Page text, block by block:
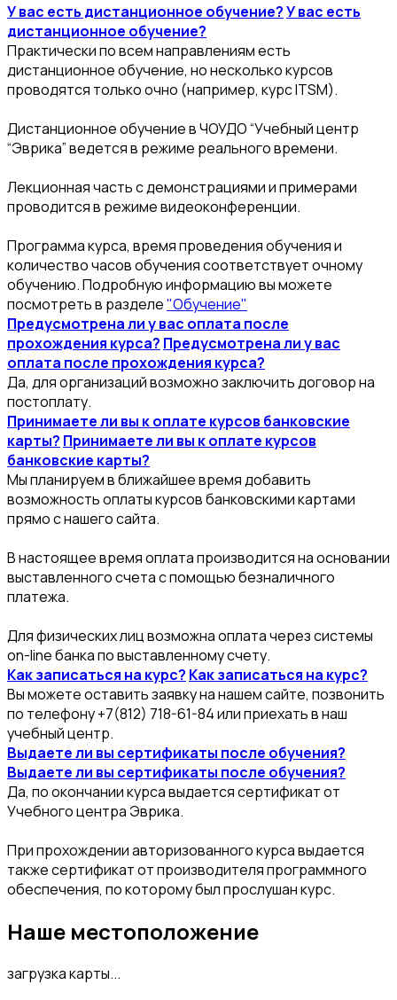
У вас есть дистанционное обучение?У вас есть
дистанционное обучение?
Практически по всем направлениям есть
дистанционное обучение, но несколько курсов
проводятся только очно (например, курс ITSM).
Дистанционное обучение в ЧОУДО “Учебный центр
“Эврика” ведется в режиме реального времени.
Лекционная часть с демонстрациями и примерами
проводится в режиме видеоконференции.
Программа курса, время проведения обучения и
количество часов обучения соответствует очному
обучению. Подробную информацию вы можете
посмотреть в разделе"Обучение"
Предусмотрена ли у вас оплата после
прохождения курса? Предусмотрена ли у вас
оплата после прохождения курса?
Да, для организаций возможно заключить договор на
постоплату.
Принимаете ли вы к оплате курсов банковские
карты? Принимаете ли вы к оплате курсов
банковские карты?
Мы планируем в ближайшее время добавить
возможность оплаты курсов банковскими картами
прямо с нашего сайта.
В настоящее время оплата производится на основании
выставленного счета с помощью безналичного
платежа.
Для физических лиц возможна оплата через системы
on-line банка по выставленному счету.
Как записаться на курс? Как записаться на курс?
Вы можете оставить заявку на нашем сайте, позвонить
по телефону +7(812) 718-61-84 или приехать в наш
учебный центр.
Выдаете ли вы сертификаты после обучения?
Выдаете ли вы сертификаты после обучения?
Да, по окончании курса выдается сертификат от
Учебного центра Эврика.
При прохождении авторизованного курса выдается
также сертификат от производителя программного
обеспечения, по которому был прослушан курс.
Наше местоположение
загрузка карты...